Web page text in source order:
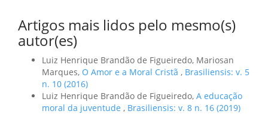
Artigos mais lidos pelo mesmo(s)
autor(es)
Luiz Henrique Brandão de Figueiredo, Mariosan
Marques, O Amor e a Moral Cristã , Brasiliensis: v. 5
n. 10 (2016)
Luiz Henrique Brandão de Figueiredo, A educação
moral da juventude , Brasiliensis: v. 8 n. 16 (2019)